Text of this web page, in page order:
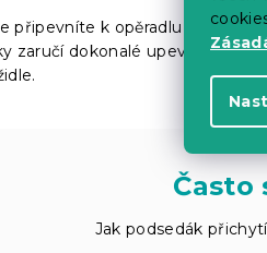
připevníte k opěradlu židle
zaručí dokonalé upevnění, ale
Často
Jak podsedák